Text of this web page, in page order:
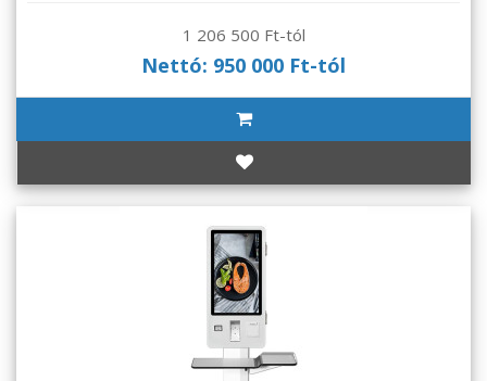
1 206 500 Ft-tól
Nettó: 950 000 Ft-tól